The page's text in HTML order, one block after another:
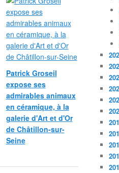
Patrick Groseil
expose ses
admirables animaux
en céramique, à la
galerie d'Art et d'Or
de Châtillon-sur-
Seine